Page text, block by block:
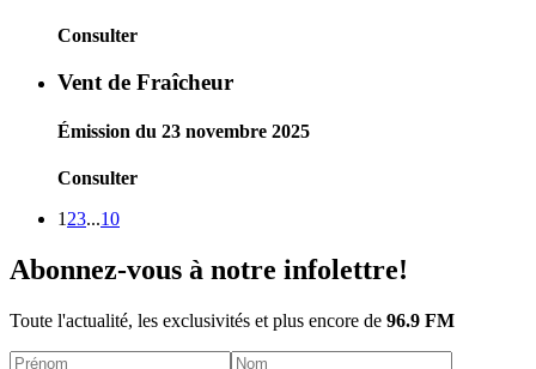
Consulter
Vent de Fraîcheur
Émission du 23 novembre 2025
Consulter
1 23...10
Abonnez-vous à notre infolettre!
Toute l'actualité, les exclusivités et plus encore de 96.9 FM